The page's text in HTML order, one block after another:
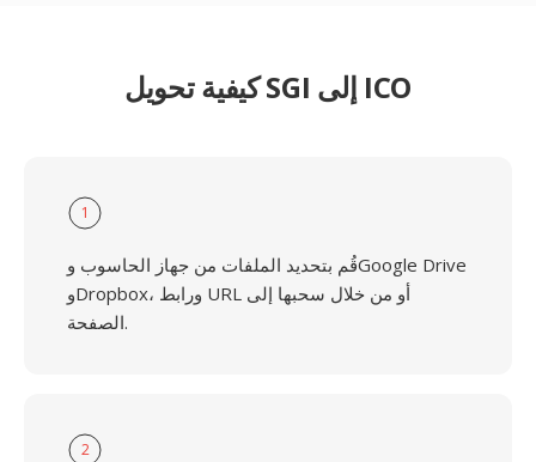
كيفية تحويل SGI إلى ICO
1
قُم بتحديد الملفات من جهاز الحاسوب وGoogle Drive
وDropbox، ورابط URL أو من خلال سحبها إلى
الصفحة.
2